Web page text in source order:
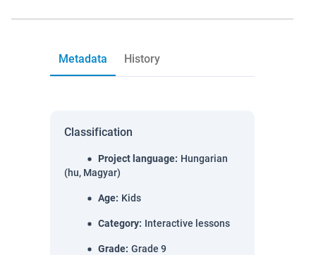
Metadata History
Classification
Project language: Hungarian
(hu, Magyar)
Age: Kids
Category: Interactive lessons
Grade: Grade 9